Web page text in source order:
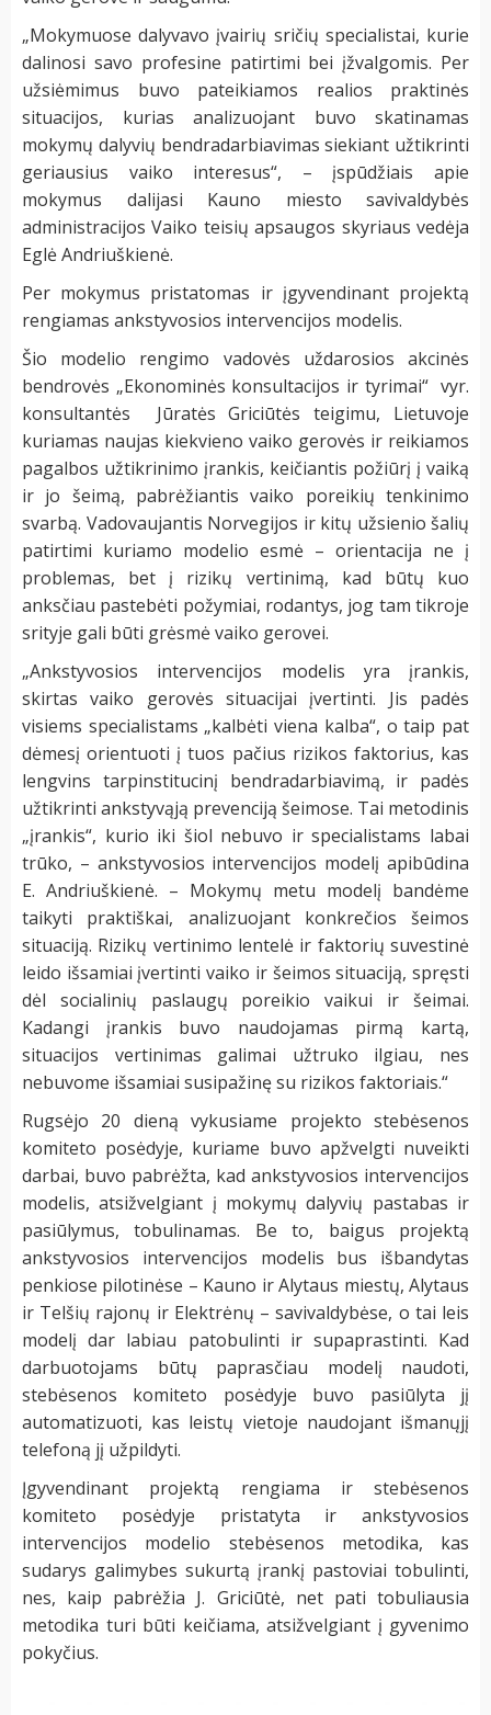
„Mokymuose dalyvavo įvairių sričių specialistai, kurie
dalinosi savo profesine patirtimi bei įžvalgomis. Per
užsiėmimus buvo pateikiamos realios praktinės
situacijos, kurias analizuojant buvo skatinamas
mokymų dalyvių bendradarbiavimas siekiant užtikrinti
geriausius vaiko interesus“, – įspūdžiais apie
mokymus dalijasi Kauno miesto savivaldybės
administracijos Vaiko teisių apsaugos skyriaus vedėja
Eglė Andriuškienė.
Per mokymus pristatomas ir įgyvendinant projektą
rengiamas ankstyvosios intervencijos modelis.
Šio modelio rengimo vadovės uždarosios akcinės
bendrovės „Ekonominės konsultacijos ir tyrimai“ vyr.
konsultantės Jūratės Griciūtės teigimu, Lietuvoje
kuriamas naujas kiekvieno vaiko gerovės ir reikiamos
pagalbos užtikrinimo įrankis, keičiantis požiūrį į vaiką
ir jo šeimą, pabrėžiantis vaiko poreikių tenkinimo
svarbą. Vadovaujantis Norvegijos ir kitų užsienio šalių
patirtimi kuriamo modelio esmė – orientacija ne į
problemas, bet į rizikų vertinimą, kad būtų kuo
anksčiau pastebėti požymiai, rodantys, jog tam tikroje
srityje gali būti grėsmė vaiko gerovei.
„Ankstyvosios intervencijos modelis yra įrankis,
skirtas vaiko gerovės situacijai įvertinti. Jis padės
visiems specialistams „kalbėti viena kalba“, o taip pat
dėmesį orientuoti į tuos pačius rizikos faktorius, kas
lengvins tarpinstitucinį bendradarbiavimą, ir padės
užtikrinti ankstyvąją prevenciją šeimose. Tai metodinis
„įrankis“, kurio iki šiol nebuvo ir specialistams labai
trūko, – ankstyvosios intervencijos modelį apibūdina
E. Andriuškienė. – Mokymų metu modelį bandėme
taikyti praktiškai, analizuojant konkrečios šeimos
situaciją. Rizikų vertinimo lentelė ir faktorių suvestinė
leido išsamiai įvertinti vaiko ir šeimos situaciją, spręsti
dėl socialinių paslaugų poreikio vaikui ir šeimai.
Kadangi įrankis buvo naudojamas pirmą kartą,
situacijos vertinimas galimai užtruko ilgiau, nes
nebuvome išsamiai susipažinę su rizikos faktoriais.“
Rugsėjo 20 dieną vykusiame projekto stebėsenos
komiteto posėdyje, kuriame buvo apžvelgti nuveikti
darbai, buvo pabrėžta, kad ankstyvosios intervencijos
modelis, atsižvelgiant į mokymų dalyvių pastabas ir
pasiūlymus, tobulinamas. Be to, baigus projektą
ankstyvosios intervencijos modelis bus išbandytas
penkiose pilotinėse – Kauno ir Alytaus miestų, Alytaus
ir Telšių rajonų ir Elektrėnų – savivaldybėse, o tai leis
modelį dar labiau patobulinti ir supaprastinti. Kad
darbuotojams būtų paprasčiau modelį naudoti,
stebėsenos komiteto posėdyje buvo pasiūlyta jį
automatizuoti, kas leistų vietoje naudojant išmanųjį
telefoną jį užpildyti.
Įgyvendinant projektą rengiama ir stebėsenos
komiteto posėdyje pristatyta ir ankstyvosios
intervencijos modelio stebėsenos metodika, kas
sudarys galimybes sukurtą įrankį pastoviai tobulinti,
nes, kaip pabrėžia J. Griciūtė, net pati tobuliausia
metodika turi būti keičiama, atsižvelgiant į gyvenimo
pokyčius.